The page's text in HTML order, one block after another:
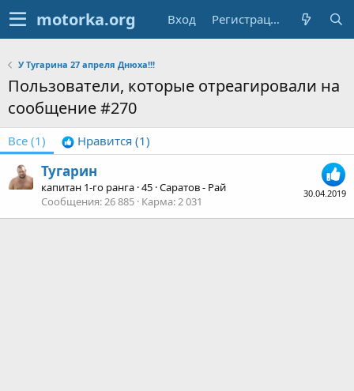
Вход Регистрация
У Тугарина 27 апреля Днюха!!!
Пользователи, которые отреагировали на
сообщение #270
Все (1) Нравится (1)
30.04.2019
Тугарин
капитан 1-го ранга ·45 ·Саратов - Рай
Сообщения 26 885 Карма 2 031